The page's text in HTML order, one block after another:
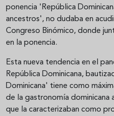
ponencia 'República
ancestros', no dudaba en
Congreso Binómico, donde
en la ponencia.
Esta nueva tendencia en el
República Dominicana,
Dominicana' tiene como
de la gastronomía dominicana
que la caracterizaban como